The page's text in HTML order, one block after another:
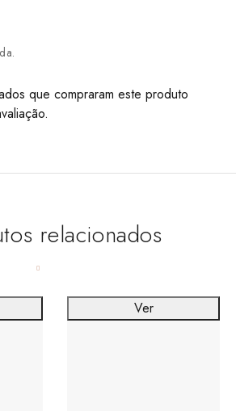
que compraram este produto
relacionados
Ver